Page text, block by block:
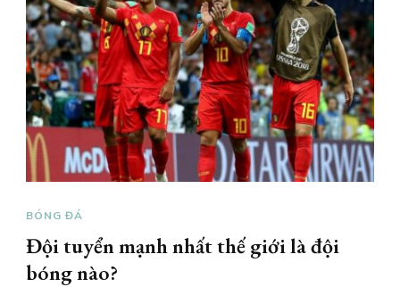
BÓNG ĐÁ
Đội tuyển mạnh nhất thế giới là đội
bóng nào?